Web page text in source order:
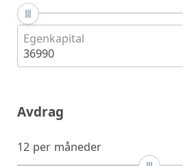
Egenkapital
36990
Avdrag
12 per måneder